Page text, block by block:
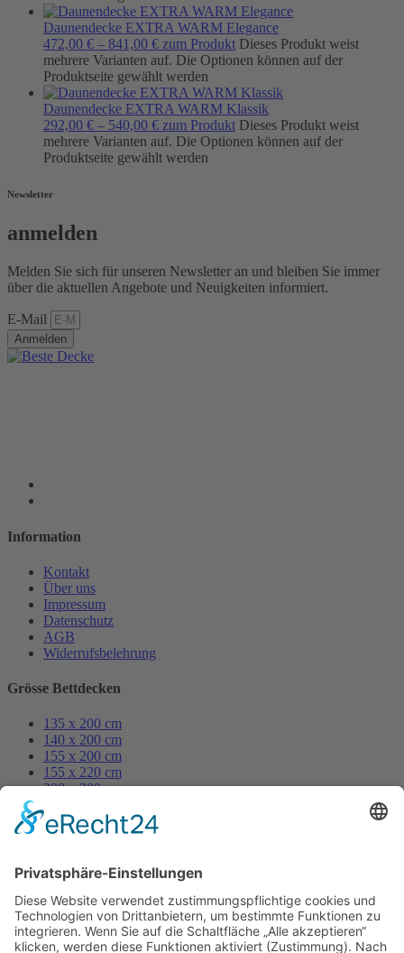
Daunendecke EXTRA WARM Elegance
472,00 € – 841,00 € zum Produkt Dieses Produkt weist
mehrere Varianten auf. Die Optionen können auf der
Produktseite gewählt werden
Daunendecke EXTRA WARM Klassik
292,00 € – 540,00 € zum Produkt Dieses Produkt weist
mehrere Varianten auf. Die Optionen können auf der
Produktseite gewählt werden
Newsletter
anmelden
Melden Sie sich für unseren Newsletter an und bleiben Sie immer
über die aktuellen Angebote und Neuigkeiten informiert.
E-Mail
Anmelden
Information
Kontakt
Über uns
Impressum
Datenschutz
AGB
Widerrufsbelehrung
Grösse Bettdecken
135 x 200 cm
140 x 200 cm
155 x 200 cm
155 x 220 cm
200 x 200 cm
80 x 80 cm
70 x 90 cm
40 x 80 cm
40 x 60 cm
60 x 80 cm